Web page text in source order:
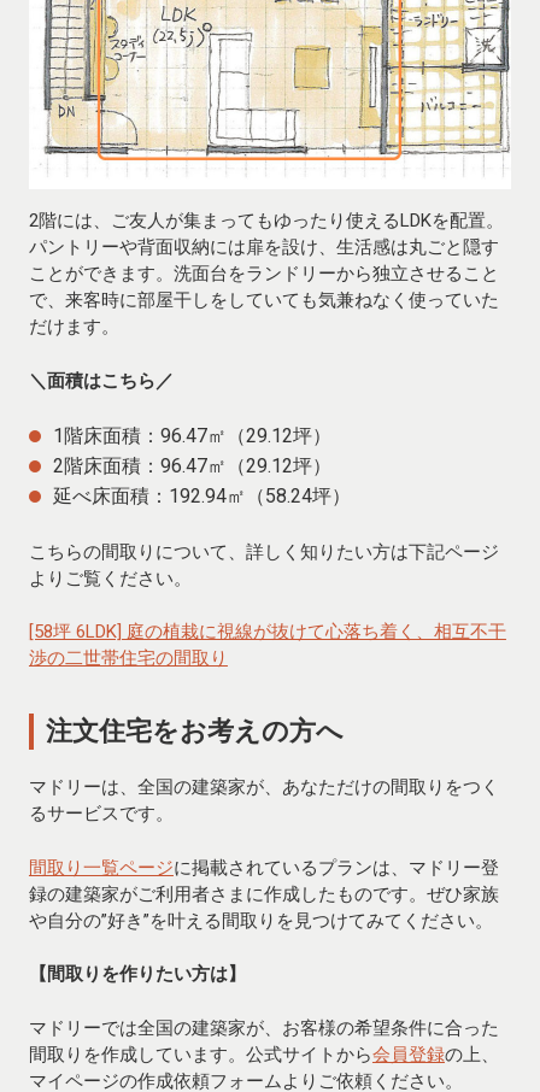
2階には、ご友人が集まってもゆったり使えるLDKを配置。
パントリーや背面収納には扉を設け、生活感は丸ごと隠す
ことができます。洗面台をランドリーから独立させること
で、来客時に部屋干しをしていても気兼ねなく使っていた
だけます。
＼面積はこちら／
1階床面積：96.47㎡（29.12坪）
2階床面積：96.47㎡（29.12坪）
延べ床面積：192.94㎡（58.24坪）
こちらの間取りについて、詳しく知りたい方は下記ページ
よりご覧ください。
[58坪 6LDK] 庭の植栽に視線が抜けて心落ち着く、相互不干
渉の二世帯住宅の間取り
注文住宅をお考えの方へ
マドリーは、全国の建築家が、あなただけの間取りをつく
るサービスです。
間取り一覧ページに掲載されているプランは、マドリー登
録の建築家がご利用者さまに作成したものです。ぜひ家族
や自分の”好き”を叶える間取りを見つけてみてください。
【間取りを作りたい方は】
マドリーでは全国の建築家が、お客様の希望条件に合った
間取りを作成しています。公式サイトから会員登録の上、
マイページの作成依頼フォームよりご依頼ください。